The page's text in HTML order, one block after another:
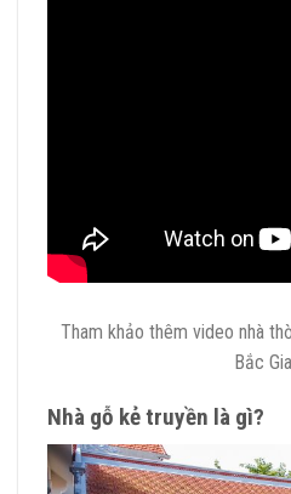
Tham khảo thêm video nhà
Bắc
Nhà gỗ kẻ truyền là gì?